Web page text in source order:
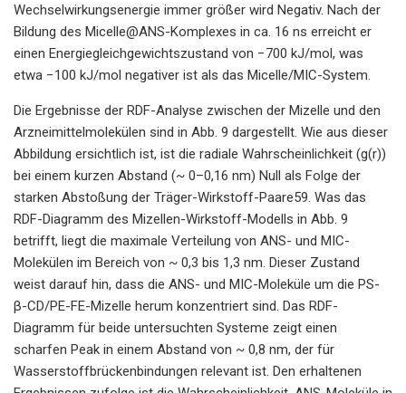
Wechselwirkungsenergie immer größer wird Negativ. Nach der
Bildung des Micelle@ANS-Komplexes in ca. 16 ns erreicht er
einen Energiegleichgewichtszustand von −700 kJ/mol, was
etwa −100 kJ/mol negativer ist als das Micelle/MIC-System.
Die Ergebnisse der RDF-Analyse zwischen der Mizelle und den
Arzneimittelmolekülen sind in Abb. 9 dargestellt. Wie aus dieser
Abbildung ersichtlich ist, ist die radiale Wahrscheinlichkeit (g(r))
bei einem kurzen Abstand (~ 0–0,16 nm) Null als Folge der
starken Abstoßung der Träger-Wirkstoff-Paare59. Was das
RDF-Diagramm des Mizellen-Wirkstoff-Modells in Abb. 9
betrifft, liegt die maximale Verteilung von ANS- und MIC-
Molekülen im Bereich von ~ 0,3 bis 1,3 nm. Dieser Zustand
weist darauf hin, dass die ANS- und MIC-Moleküle um die PS-
β-CD/PE-FE-Mizelle herum konzentriert sind. Das RDF-
Diagramm für beide untersuchten Systeme zeigt einen
scharfen Peak in einem Abstand von ~ 0,8 nm, der für
Wasserstoffbrückenbindungen relevant ist. Den erhaltenen